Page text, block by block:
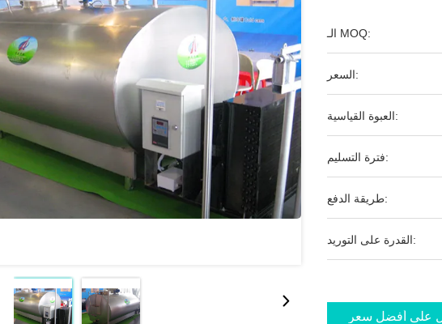
الـ MOQ:
السعر:
العبوة القياسية:
فترة التسليم:
طريقة الدفع:
القدرة على التوريد:
على أفضل سعر